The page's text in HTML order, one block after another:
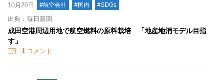
10月20日 #航空会社 #国内 #SDGs
出典：毎日新聞
成田空港周辺用地で航空燃料の原料栽培 「地産地消モデル目指
す」
1 コメント